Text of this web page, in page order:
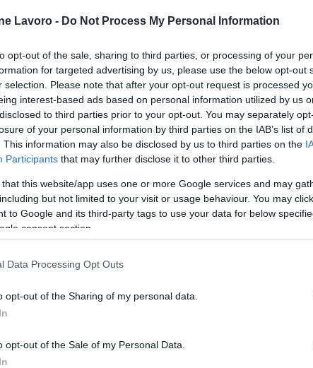
Lavoro - Do Not Process My Personal Information
opt-out of the sale, sharing to third parties, or processing of your
for targeted advertising by us, please use the below opt-out
selection. Please note that after your opt-out request is processed
interest-based ads based on personal information utilized by us
to third parties prior to your opt-out. You may separately
of your personal information by third parties on the IAB’s list of
This information may also be disclosed by us to third parties on the
Participants that may further disclose it to other third parties.
that this website/app uses one or more Google services and may
but not limited to your visit or usage behaviour. You may
to Google and its third-party tags to use your data for below
consent section.
Data Processing Opt Outs
opt-out of the Sharing of my personal data.
opt-out of the Sale of my Personal Data.
che vi serve, ma neanche troppo basse
dovresti.
Quando Joyel Crawford lavorava per
per cui chiedeva della